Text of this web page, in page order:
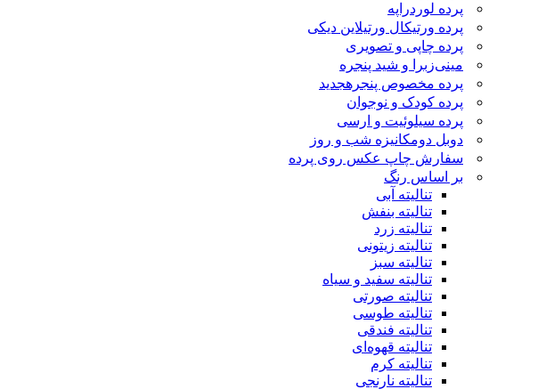
پرده لوردراپه
پرده ورتیکال ورتیلاین دیکی
پرده چاپی و تصویری
مینی‌زبرا و شید پنجره
پرده مخصوص پنجرهجدید
پرده کودک و نوجوان
پرده سیلوئیت و ارسی
دوبل دومکانیزه شب و روز
سفارش چاپ عکس روی پرده
بر اساس رنگ
تنالیته آبی
تنالیته بنفش
تنالیته زرد
تنالیته زیتونی
تنالیته سبز
تنالیته سفید و سیاه
تنالیته صورتی
تنالیته طوسی
تنالیته فندقی
تنالیته قهوه‌ای
تنالیته کرم
تنالیته نارنجی